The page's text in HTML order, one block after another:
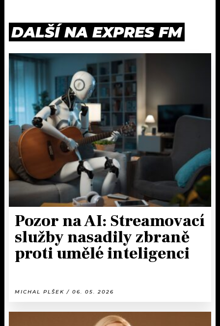
DALŠÍ NA EXPRES FM
Pozor na AI: Streamovací
služby nasadily zbraně
proti umělé inteligenci
MICHAL PLŠEK / 06. 05. 2026